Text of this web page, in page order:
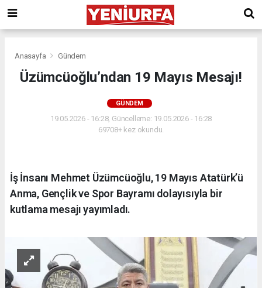
Anasayfa Gündem
Üzümcüoğlu’ndan 19 Mayıs Mesajı!
GÜNDEM
19.05.2026 - 16:28, Güncelleme: 19.05.2026 - 16:28
69708+ kez okundu.
İş İnsanı Mehmet Üzümcüoğlu, 19 Mayıs Atatürk’ü
Anma, Gençlik ve Spor Bayramı dolayısıyla bir
kutlama mesajı yayımladı.